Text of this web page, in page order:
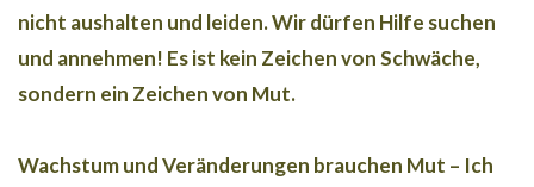
nicht aushalten und leiden. Wir dürfen Hilfe suchen
und annehmen! Es ist kein Zeichen von Schwäche,
sondern ein Zeichen von Mut.
Wachstum und Veränderungen brauchen Mut – Ich